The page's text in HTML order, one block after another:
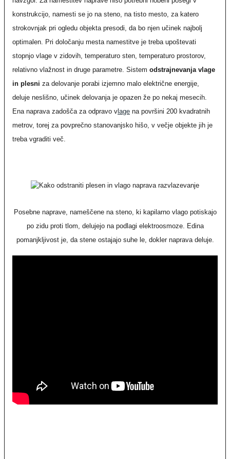
konstrukcijo, namesti se jo na steno, na tisto mesto, za katero
strokovnjak pri ogledu objekta presodi, da bo njen učinek najbolj
optimalen. Pri določanju mesta namestitve je treba upoštevati
stopnjo vlage v zidovih, temperaturo sten, temperaturo prostorov,
relativno vlažnost in druge parametre. Sistem odstrajnevanja vlage
in plesni za delovanje porabi izjemno malo električne energije,
deluje neslišno, učinek delovanja je opazen že po nekaj mesecih.
Ena naprava zadošča za odpravo v lage na površini 200 kvadratnih
metrov, torej za povprečno stanovanjsko hišo, v večje objekte jih je
treba vgraditi več.
Posebne naprave, nameščene na steno, ki kapilarno vlago potiskajo
po zidu proti tlom, delujejo na podlagi elektroosmoze. Edina
pomanjkljivost je, da stene ostajajo suhe le, dokler naprava deluje.